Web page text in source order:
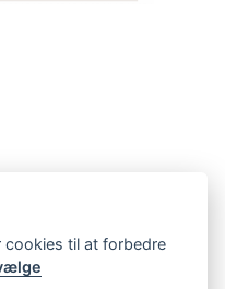
cookies til at forbedre